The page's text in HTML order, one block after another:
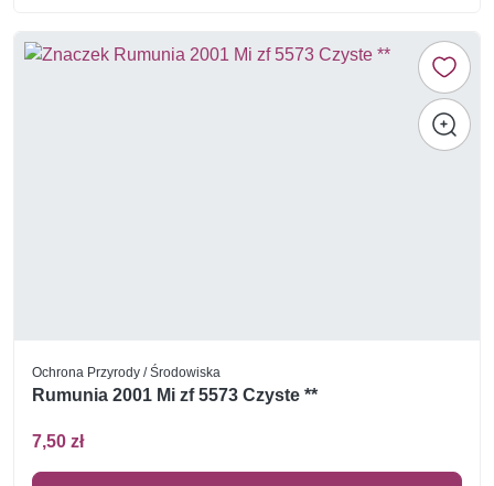
Ochrona Przyrody / Środowiska
Rumunia 2001 Mi zf 5573 Czyste **
7,50 zł